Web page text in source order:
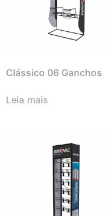
Clássico 06 Ganchos
Leia mais